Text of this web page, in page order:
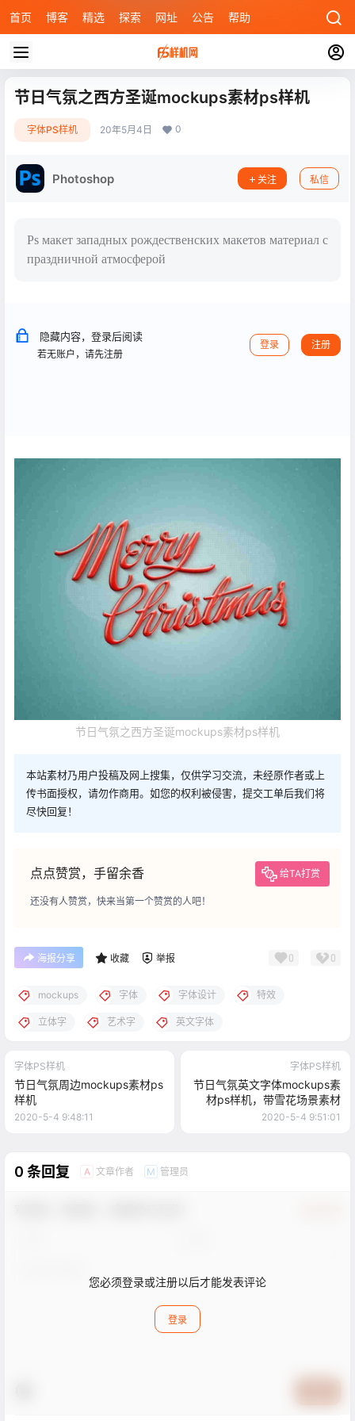
首页 博客 精选 探索 网址 公告 帮助
节日气氛之西方圣诞mockups素材ps样机
字体PS样机 20年5月4日 0
Photoshop 关注 私信
Ps макет западных рождественских макетов материал с
праздничной атмосферой
隐藏内容，登录后阅读
若无账户，请先注册
登录 注册
节日气氛之西方圣诞mockups素材ps样机
本站素材乃用户投稿及网上搜集，仅供学习交流，未经原作者或上
传书面授权，请勿作商用。如您的权利被侵害，提交工单后我们将
尽快回复！
点点赞赏，手留余香 给TA打赏
还没有人赞赏，快来当第一个赞赏的人吧！
海报分享 收藏 举报 0 0
mockups 字体 字体设计 特效
立体字 艺术字 英文字体
字体PS样机
节日气氛周边mockups素材ps
样机
2020-5-4 9:48:11
字体PS样机
节日气氛英文字体mockups素
材ps样机，带雪花场景素材
2020-5-4 9:51:01
0 条回复 A 文章作者 M 管理员
您必须登录或注册以后才能发表评论
登录